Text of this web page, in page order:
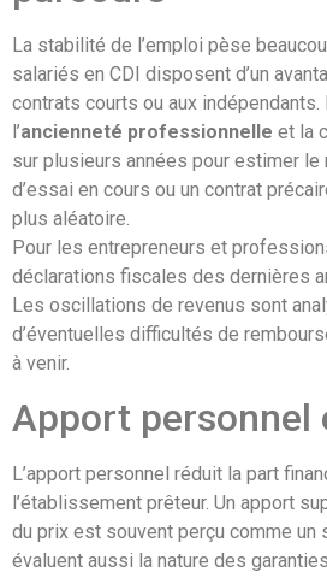
La stabilité de l’emploi pèse
salariés en CDI disposent d’un
contrats courts ou aux
l’ancienneté professionnelle et la
sur plusieurs années pour estimer le
d’essai en cours ou un contrat
plus aléatoire.
Pour les entrepreneurs et
déclarations fiscales des dernières
Les oscillations de revenus sont
d’éventuelles difficultés de
à venir.
Apport personnel
L’apport personnel réduit la part
l’établissement prêteur. Un apport
du prix est souvent perçu comme un
évaluent aussi la nature des